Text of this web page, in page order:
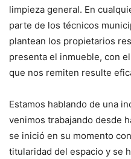
limpieza general. En
parte de los técnicos
plantean los propietarios
presenta el inmueble, con
que nos remiten resulte
Estamos hablando de una
venimos trabajando desde
se inició en su momento
titularidad del espacio y se